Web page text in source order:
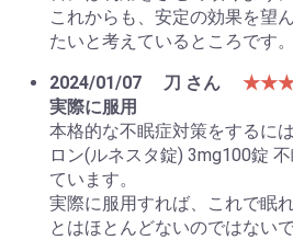
これからも、安定の効果を望
たいと考えているところです。
2024/01/07
刀 さん
実際に服用
本格的な不眠症対策をするに
ロン(ルネスタ錠) 3mg100錠
ています。
実際に服用すれば、これで眠
とはほとんどないのではない